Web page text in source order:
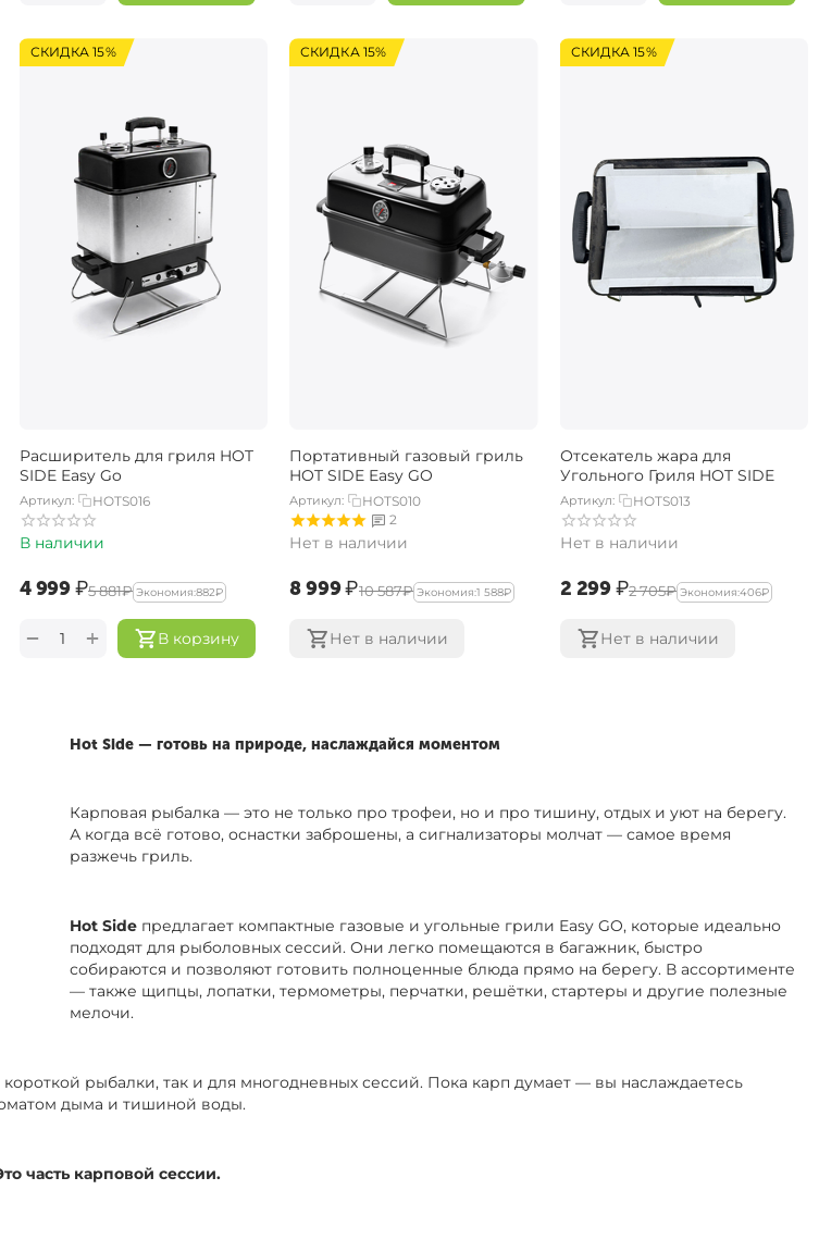
Hot Side — готовь на природе, наслаждайся моментом
Карповая рыбалка — это не только про трофеи, но и про тишину, отдых и уют на берегу.
А когда всё готово, оснастки заброшены, а сигнализаторы молчат — самое время
разжечь гриль.
Hot Side предлагает компактные газовые и угольные грили Easy GO, которые идеально
подходят для рыболовных сессий. Они легко помещаются в багажник, быстро
собираются и позволяют готовить полноценные блюда прямо на берегу. В ассортименте
— также щипцы, лопатки, термометры, перчатки, решётки, стартеры и другие полезные
мелочи.
рыбалки, так и для многодневных сессий. Пока карп думает — вы наслаждаетесь
дыма и тишиной воды.
часть карповой сессии.
СКИДКА 15%
Расширитель для гриля HOT
SIDE Easy Go
Артикул: HOTS016
В наличии
‍4 999‍₽‍5 881‍₽ Экономия:‍882‍₽
В корзину
+
−
СКИДКА 15%
Портативный газовый гриль ​
HOT SIDE Easy GO
Артикул:
HOTS010
2
Нет в наличии
‍8 999‍₽‍10 587‍₽ Экономия:‍1 588‍₽
Нет в наличии
СКИДКА 15%
Отсекатель жара для
Угольного Гриля HOT SIDE
Артикул: HOTS013
Нет в наличии
‍2 299‍₽‍2 705‍₽ Экономия:‍406‍₽
Нет в наличии